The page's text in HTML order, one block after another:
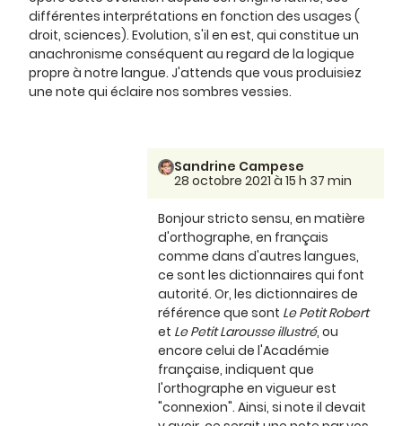
différentes interprétations en fonction des usages (
droit, sciences). Evolution, s'il en est, qui constitue un
anachronisme conséquent au regard de la logique
propre à notre langue. J'attends que vous produisiez
une note qui éclaire nos sombres vessies.
Sandrine Campese
28 octobre 2021 à 15 h 37 min
Bonjour stricto sensu, en matière
d'orthographe, en français
comme dans d'autres langues,
ce sont les dictionnaires qui font
autorité. Or, les dictionnaires de
référence que sont Le Petit Robert
et Le Petit Larousse illustré, ou
encore celui de l'Académie
française, indiquent que
l'orthographe en vigueur est
"connexion". Ainsi, si note il devait